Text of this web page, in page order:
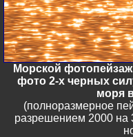
Морской
фото 2-х черных
моря
(полноразмерное
разрешением 2000 на